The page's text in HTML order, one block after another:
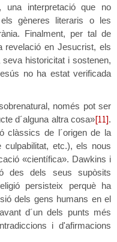
una interpretació que no
gèneres literaris o les
Finalment, per tal de
revelació en Jesucrist, els
historicitat i sostenen,
no ha estat verificada
només pot ser
d´alguna altra cosa»[11].
clàssics de l´origen de la
etc.), els nous
«científica». Dawkins i
des dels seus supòsits
persisteix perquè ha
dels gens humans en el
d´un dels punts més
i d'afirmacions